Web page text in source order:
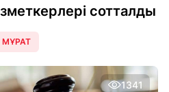
сотталды
МҰРАТ
1341